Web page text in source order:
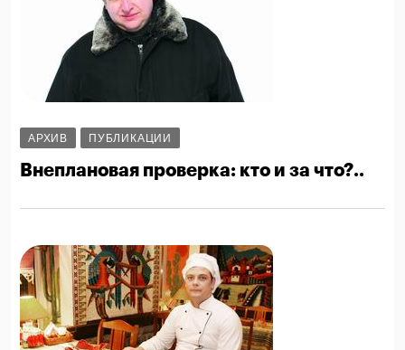
АРХИВ ПУБЛИКАЦИИ
Внеплановая проверка: кто и за что?..